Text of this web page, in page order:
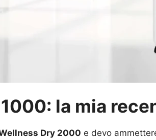
la mia
Dry 2000 e devo